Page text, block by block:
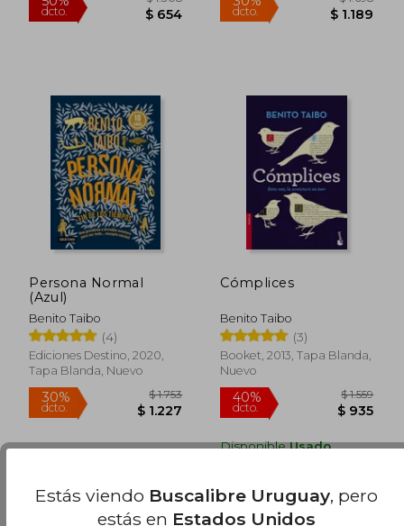
40%
dcto. $ 798
35%
dcto.
Persona Normal
(Azul)
Benito Taibo
(4)
Ediciones Destino, 2020,
Tapa Blanda, Nuevo
Cómplices
Benito Taibo
(3)
Booket, 2013, Tapa Blanda,
Nuevo
DisponibleUsado
Estás viendo Buscalibre Uruguay, pero
estás en Estados Unidos